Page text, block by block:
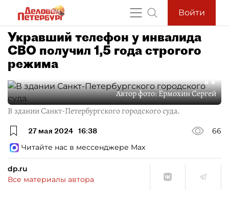
Войти
Укравший телефон у инвалида
СВО получил 1,5 года строгого
режима
Автор фото:Ермохин Сергей
В здании Санкт-Петербургского городского суда.
27 мая 2024 16:38
66
Читайте нас в мессенджере Max
dp.ru
Все материалы автора